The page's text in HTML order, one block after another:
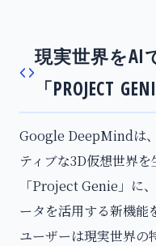
現実世界をAI
「PROJECT
Google DeepMindは
ティブな3D仮想世界
「Project Genie」に
ータを活用する新機能
ユーザーは現実世界の